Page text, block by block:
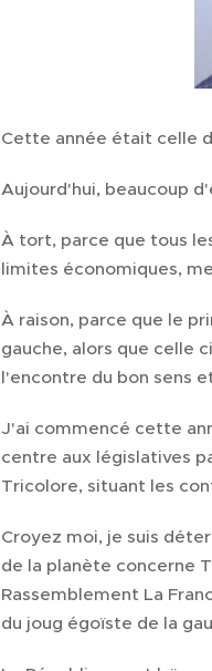
Cette année était celle
Aujourd'hui, beaucoup
À tort, parce que tous
limites économiques,
À raison, parce que le
gauche, alors que celle
l'encontre du bon sens
J'ai commencé cette
centre aux législatives
Tricolore, situant les
Croyez moi, je suis
de la planète concerne
Rassemblement La
du joug égoïste de la